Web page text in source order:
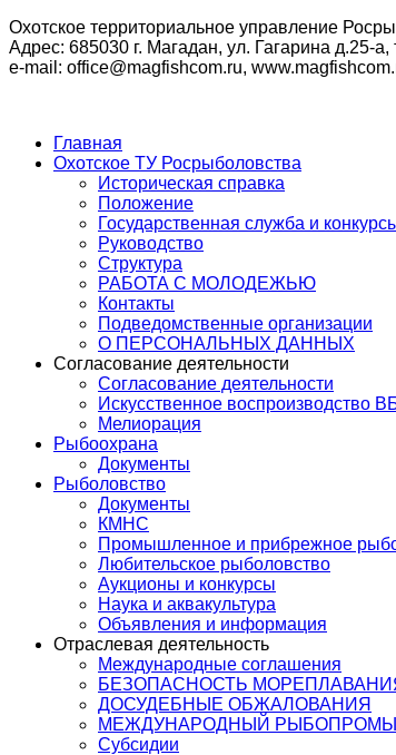
Охотское территориальное управление
Адрес: 685030 г. Магадан, ул. Гагарина д.25-
e-mail: office@magfishcom.ru,
Главная
Охотское ТУ Росрыболовства
Историческая справка
Положение
Государственная служба и
Руководство
Структура
РАБОТА С МОЛОДЕЖЬЮ
Контакты
Подведомственные организации
О ПЕРСОНАЛЬНЫХ ДАННЫХ
Согласование деятельности
Согласование деятельности
Искусственное воспроизводство
Мелиорация
Рыбоохрана
Документы
Рыболовство
Документы
КМНС
Промышленное и прибрежное
Любительское рыболовство
Аукционы и конкурсы
Наука и аквакультура
Объявления и информация
Отраслевая деятельность
Международные соглашения
БЕЗОПАСНОСТЬ
ДОСУДЕБНЫЕ ОБЖАЛОВАНИЯ
МЕЖДУНАРОДНЫЙ
Субсидии